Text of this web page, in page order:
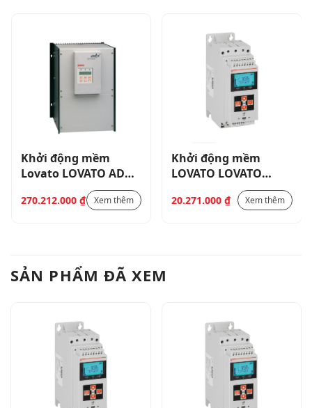
Khởi động mềm
Lovato LOVATO ADX
3P 250KW, 470A, Điện
áp 415V_ 51ADX0470
270.212.000 ₫ Xem thêm
Khởi động mềm
LOVATO LOVATO
ADXL 3P 15KW,30A,
điện áp 110…600V _
20.271.000 ₫ Xem thêm
SẢN PHẨM ĐÃ XEM